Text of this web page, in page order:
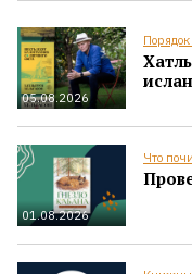
05.08.2026
01.08.2026
Что